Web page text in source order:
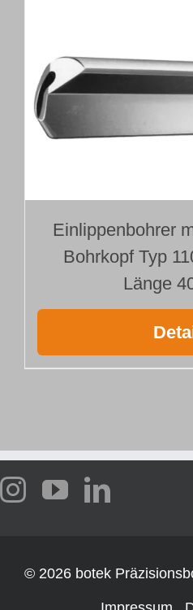
Einlippenbohrer
Bohrkopf Typ
Länge
© 2026 botek